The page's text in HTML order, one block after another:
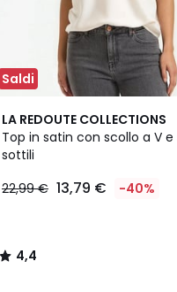
Saldi
LA REDOUTE COLLECTIONS
Top in satin con scollo a V e
sottili
22,99 € 13,79 € -40%
4,4
/ 5
2
Colori
4,4
/